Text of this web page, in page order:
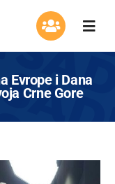
Evrope i Dana
Crne Gore